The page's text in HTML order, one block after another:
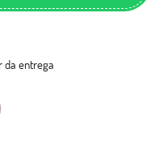
da entrega